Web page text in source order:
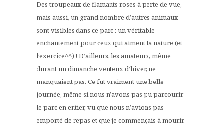
Des troupeaux de flamants roses à perte de vue,
mais aussi, un grand nombre d’autres animaux
sont visibles dans ce parc : un véritable
enchantement pour ceux qui aiment la nature (et
l’exercice^^) ! D’ailleurs, les amateurs, même
durant un dimanche venteux d’hiver, ne
manquaient pas. Ce fut vraiment une belle
journée, même si nous n’avons pas pu parcourir
le parc en entier, vu que nous n’avions pas
emporté de repas et que je commençais à mourir